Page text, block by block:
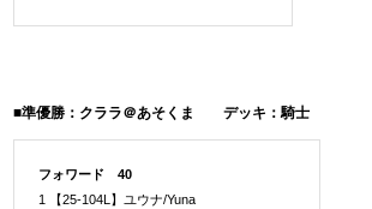
■準優勝：クララ＠あそくま デッキ：騎士
フォワード 40
1 【25-104L】ユウナ/Yuna